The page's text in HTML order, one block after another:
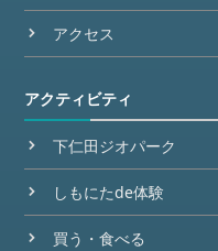
アクセス
アクティビティ
下仁田ジオパーク
しもにたde体験
買う・食べる